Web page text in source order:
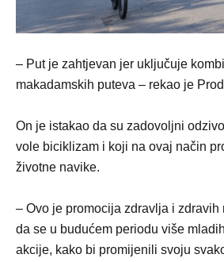
– Put je zahtjevan jer uključuje
makadamskih puteva – rekao je
On je istakao da su zadovoljni
vole biciklizam i koji na ovaj način
životne navike.
– Ovo je promocija zdravlja i
da se u budućem periodu više
akcije, kako bi promijenili svoju